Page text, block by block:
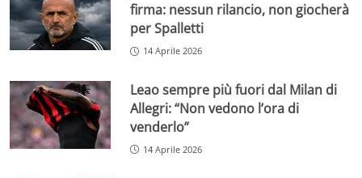
firma: nessun rilancio, non giocherà
per Spalletti
14 Aprile 2026
Leao sempre più fuori dal Milan di
Allegri: “Non vedono l’ora di
venderlo”
14 Aprile 2026